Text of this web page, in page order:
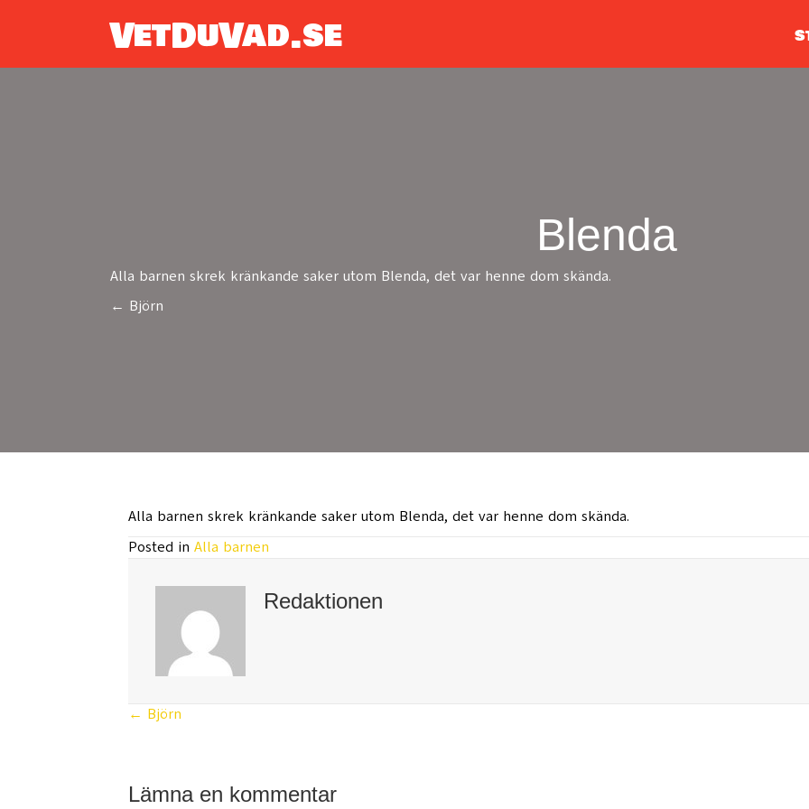
VetDuVad.se
Blenda
Alla barnen skrek kränkande saker utom Blenda, det var henne dom skända.
Posts
← Björn
Alla barnen skrek kränkande saker utom Blenda, det var henne dom skända.
Posted in Alla barnen
Redaktionen
Posts
← Björn
Lämna en kommentar